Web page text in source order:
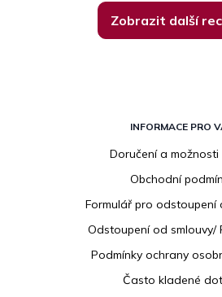
Zobrazit další
INFORMACE PRO
Doručení a
Obchodní
Formulář pro odstoupení
Odstoupení od smlouvy/
Podmínky ochrany
Často kladené